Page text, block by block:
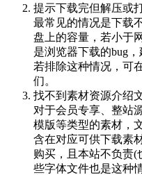
提示下载完但解压或
最常见的情况是下载
盘上的容量，若小于
是浏览器下载的bug
若排除这种情况，可
们。
找不到素材资源介绍
对于会员专享、整站
模版等类型的素材，
含在对应可供下载素
购买，且本站不负责(
些字体文件也是这种